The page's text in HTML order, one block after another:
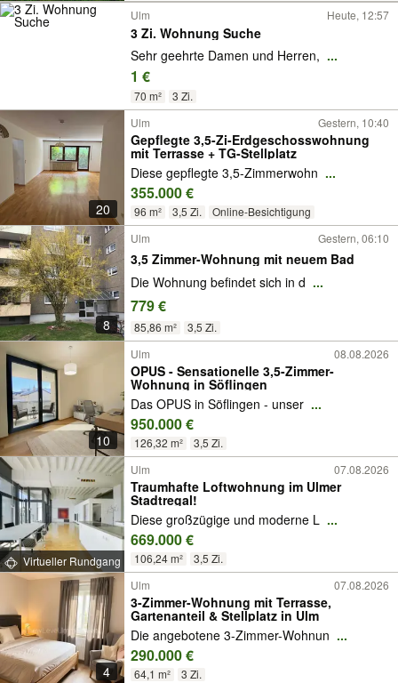
Ulm
Heute, 12:57
3 Zi. Wohnung Suche
Sehr geehrte Damen und Herren, ...
1 €
70 m² 3 Zi.
20
Ulm Gestern, 10:40
Gepflegte 3,5-Zi-Erdgeschosswohnung
mit Terrasse + TG-Stellplatz
Diese gepflegte 3,5-Zimmerwohn ...
355.000 €
96 m² 3,5 Zi. Online-Besichtigung
8
Ulm Gestern, 06:10
3,5 Zimmer-Wohnung mit neuem Bad
Die Wohnung befindet sich in d ...
779 €
85,86 m² 3,5 Zi.
10
Ulm 08.08.2026
OPUS - Sensationelle 3,5-Zimmer-
Wohnung in Söflingen
Das OPUS in Söflingen - unser ...
950.000 €
126,32 m² 3,5 Zi.
Virtueller Rundgang
Ulm 07.08.2026
Traumhafte Loftwohnung im Ulmer
Stadtregal!
Diese großzügige und moderne L ...
669.000 €
106,24 m² 3,5 Zi.
4
Ulm 07.08.2026
3-Zimmer-Wohnung mit Terrasse,
Gartenanteil & Stellplatz in Ulm
Die angebotene 3-Zimmer-Wohnun ...
290.000 €
64,1 m² 3 Zi.